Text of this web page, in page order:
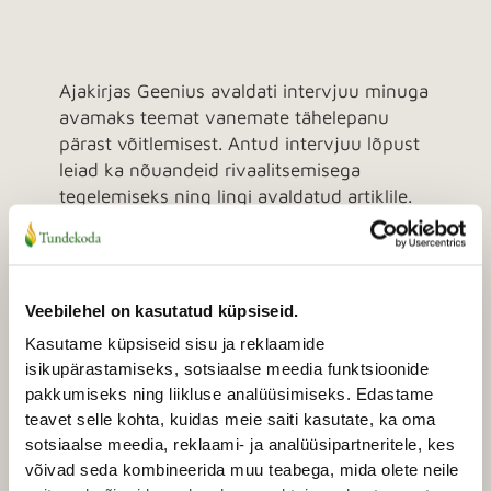
Veebilehel on kasutatud küpsiseid.
Kasutame küpsiseid sisu ja reklaamide
isikupärastamiseks, sotsiaalse meedia funktsioonide
pakkumiseks ning liikluse analüüsimiseks. Edastame
teavet selle kohta, kuidas meie saiti kasutate, ka oma
sotsiaalse meedia, reklaami- ja analüüsipartneritele, kes
võivad seda kombineerida muu teabega, mida olete neile
Ajakirjas Geenius avaldati intervjuu minuga
avamaks teemat vanemate tähelepanu
pärast võitlemisest. Antud intervjuu lõpust
leiad ka nõuandeid rivaalitsemisega
tegelemiseks ning lingi avaldatud artiklile.
Kuidas erineb mitmelapselise
ühelapselistest?
ning laste arv peres võib oluliselt mõjutada
pere dünaamikat. Ühe erinevusena mitme-
ja ühelapseliste perede vahel võib välja
tuua vanemate tähelepanu hulga, mida iga
laps saab. Üksiklastega peredes saavad